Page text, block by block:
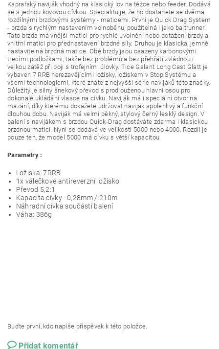
Kaprařský naviják vhodný na klasický lov na těžce nebo feeder. Dodává
se s jednou kovovou cívkou. Specialitu je, že ho dostanete se dvěma
rozdílnými brzdovými systémy - maticemi. První je Quick Drag System
- brzda s rychlým nastavením volnoběhu, použitelná i jako baitrunner.
Tato brzda má vnější matici pro rychlé uvolnění nebo dotažení brzdy a
vnitřní matici pro přednastavení brzdné síly. Druhou je klasická, jemně
nastavitelná brzdná matice. Obě brzdy jsou osazeny karbonovými
třecími podložkami, takže bez problémů a bez přehřátí zvládnou i
velkou zátěž při boji s trofejními úlovky. Tice Galant Long Cast Glatt je
vybaven 7 RRB nerezavějícími ložisky, ložiskem v Stop Systému a
všemi technologiemi, které znáte z nejvyšší série navijáků této značky.
Důležitý je silný šnekový převod s prodlouženou hlavní osou pro
dokonalé ukládání vlasce na cívku. Naviják má i speciální otvor na
mazání, díky kterému dokážete udržovat naviják spolehlivý a funkční
dlouhou dobu. Naviják má velmi pěkný, stylový černý lesklý design. V
balení s navijákem s brzdou Quick-Drag dostáváte zdarma i klasickou
brzdnou matici. Nyní se dodává ve velikosti 5000 nebo 4000. Rozdíl je
pouze ten, že model 5000 má cívku s větší kapacitou.
Parametry :
Ložiska: 7RRB
1x válečkové antireverzní ložisko
Převod 5,2:1
Kapacita cívky : 0,28mm / 210m
Náhradní cívka součástí balení
Váha: 386g
Buďte první, kdo napíše příspěvek k této položce.
Přidat komentář